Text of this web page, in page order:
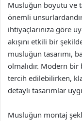
Musluğun boyutu ve
önemli
ihtiyaçlarınıza göre
akışını etkili bir
musluğun tasarımı,
olmalıdır. Modern
tercih edilebilirken,
detaylı tasarımlar
Musluğun montaj